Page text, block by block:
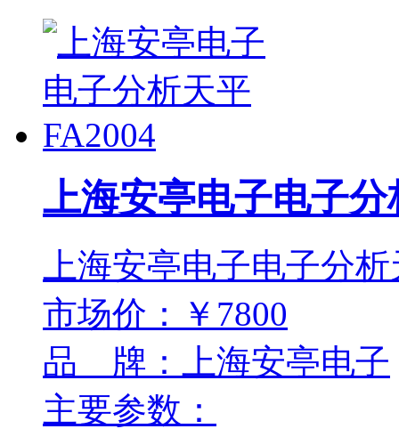
上海安亭电子电子分
上海安亭电子电子分
市场价：￥7800
品 牌：上海安亭电子
主要参数：